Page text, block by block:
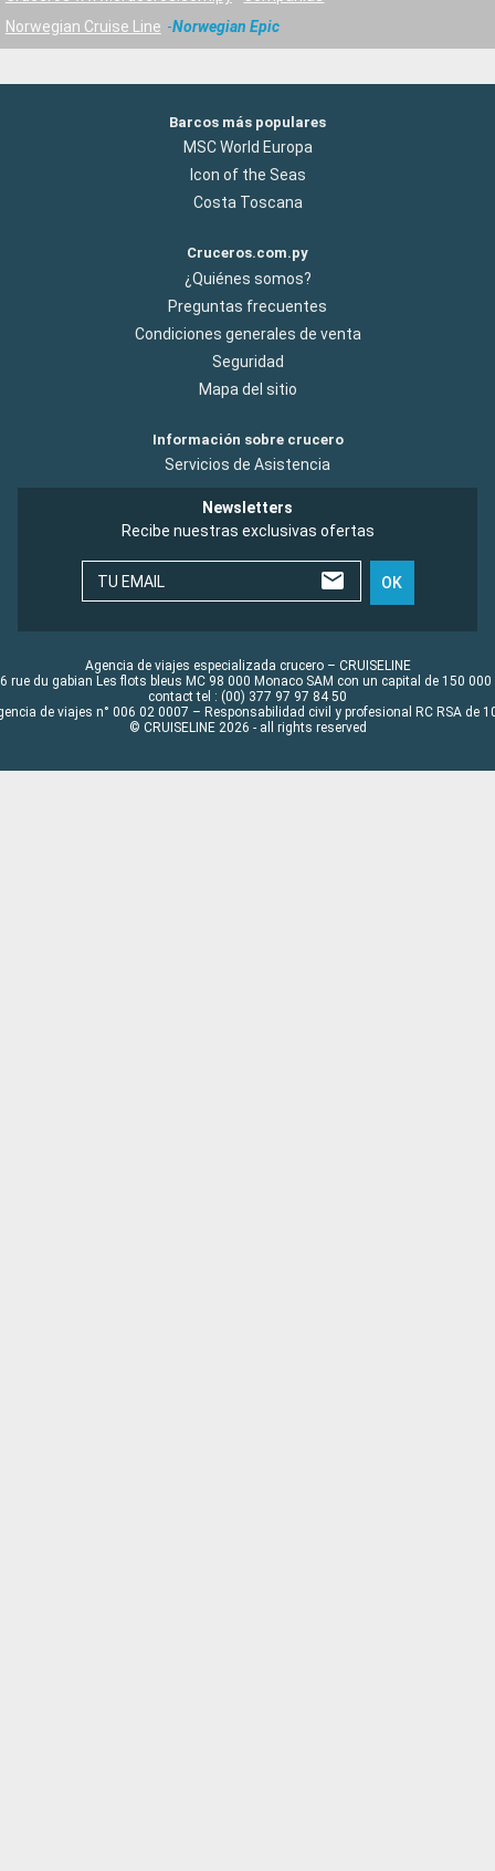
Norwegian Cruise Line
Norwegian Epic
Barcos más populares
MSC World Europa
Icon of the Seas
Costa Toscana
Cruceros.com.py
¿Quiénes somos?
Preguntas frecuentes
Condiciones generales de venta
Seguridad
Mapa del sitio
Información sobre crucero
Servicios de Asistencia
Newsletters
Recibe nuestras exclusivas ofertas
TU EMAIL OK
Agencia de viajes especializada crucero – CRUISELINE
rue du gabian Les flots bleus MC 98 000 Monaco SAM con un capital de 150 000
contact tel : (00) 377 97 97 84 50
de viajes n° 006 02 0007 – Responsabilidad civil y profesional RC RSA de
© CRUISELINE 2026 - all rights reserved